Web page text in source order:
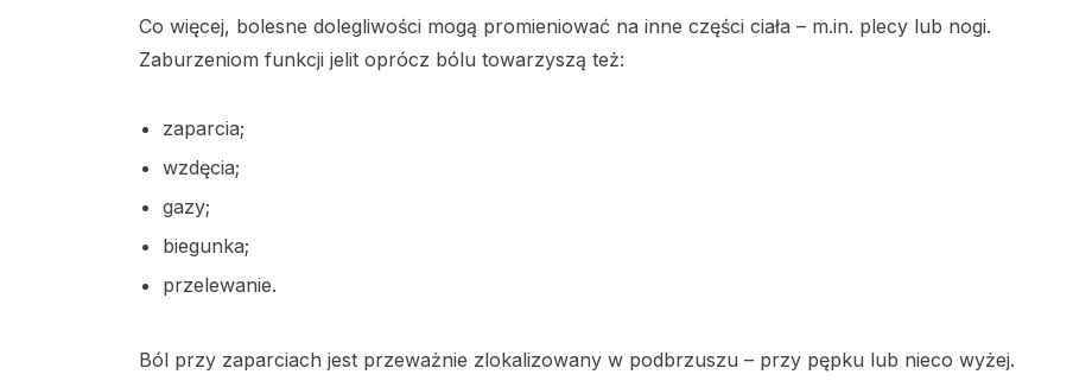
Co więcej, bolesne dolegliwości mogą promieniować na inne części ciała – m.in. plecy lub nogi.
Zaburzeniom funkcji jelit oprócz bólu towarzyszą też:
zaparcia;
wzdęcia;
gazy;
biegunka;
przelewanie.
Ból przy zaparciach jest przeważnie zlokalizowany w podbrzuszu – przy pępku lub nieco wyżej.